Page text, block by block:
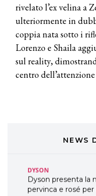
rivelato l’ex velina a
ulteriormente in
coppia nata sotto i
Lorenzo e Shaila
sul reality,
centro
NEWS
TONI&GUY
LABEL.M lancia la
eco-sostenibile
professionali
DAVINES
Davines presenta
WELLNESS
DYSON
Dyson presenta la
pervinca e rosé per